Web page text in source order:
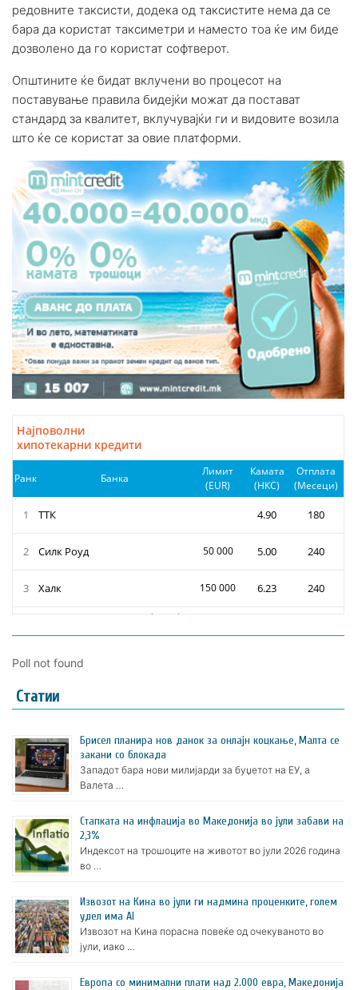
редовните таксисти, додека од таксистите нема да се
бара да користат таксиметри и наместо тоа ќе им биде
дозволено да го користат софтверот.
Општините ќе бидат вклучени во процесот на
поставување правила бидејќи можат да постават
стандард за квалитет, вклучувајќи ги и видовите возила
што ќе се користат за овие платформи.
Poll not found
Статии
Брисел планира нов данок за онлајн коцкање, Малта се
закани со блокада
Западот бара нови милијарди за буџетот на ЕУ, а
Валета …
Стапката на инфлација во Македонија во јули забави на
2,3%
Индексот на трошоците на животот во јули 2026 година
во …
Извозот на Кина во јули ги надмина проценките, голем
удел има AI
Извозот на Кина порасна повеќе од очекуваното во
јули, иако …
Европа со минимални плати над 2.000 евра, Македонија